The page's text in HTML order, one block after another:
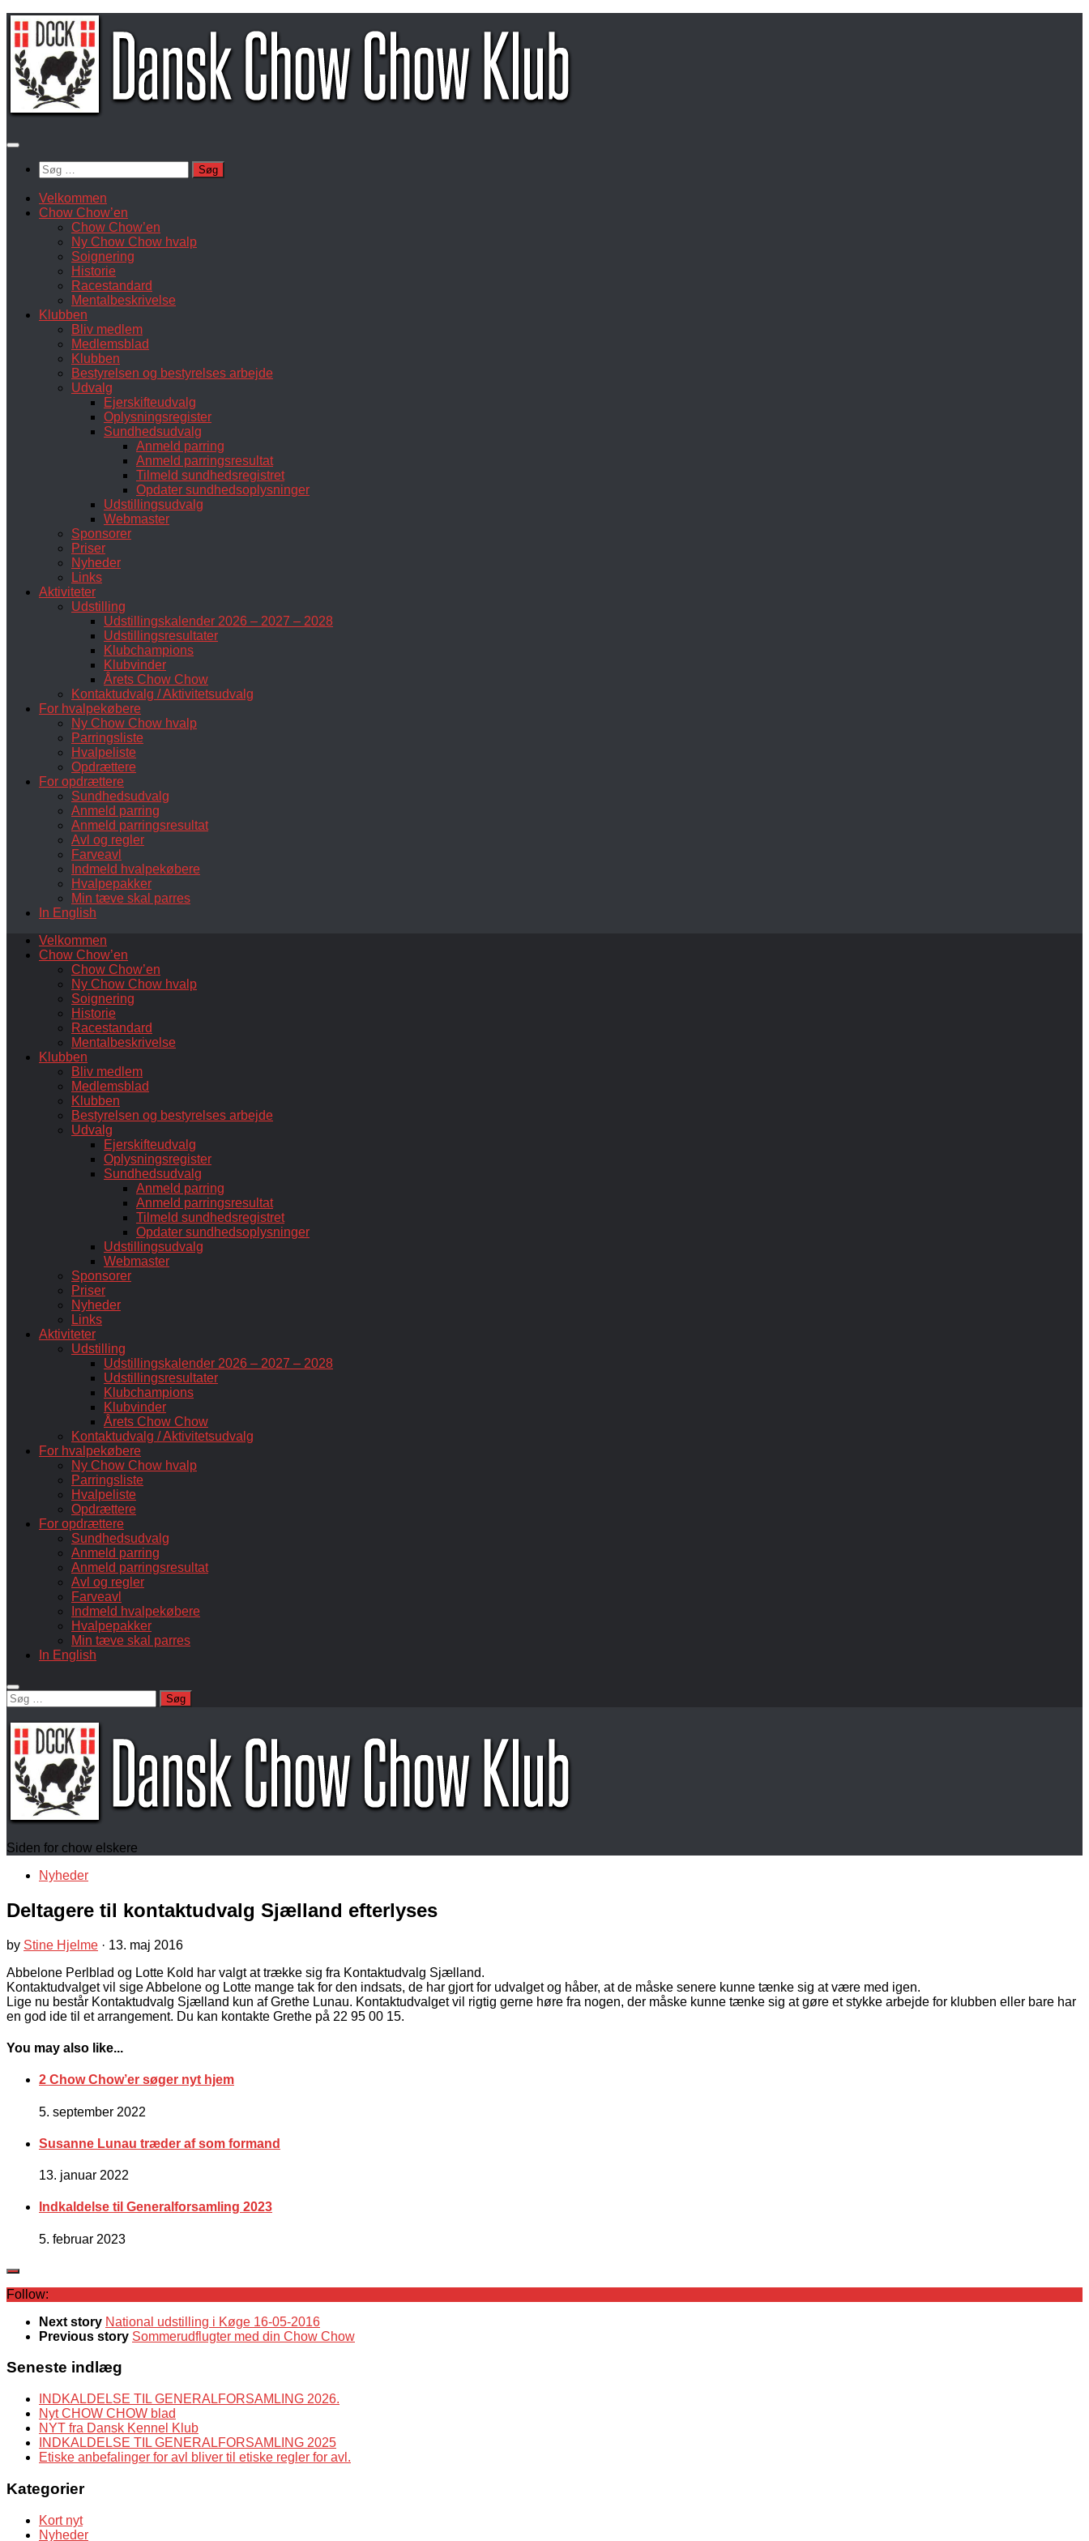
Skip
to
content
Søg
efter:
Velkommen
Chow Chow’en
Chow Chow’en
Ny Chow Chow hvalp
Soignering
Historie
Racestandard
Mentalbeskrivelse
Klubben
Bliv medlem
Medlemsblad
Klubben
Bestyrelsen og bestyrelses arbejde
Udvalg
Ejerskifteudvalg
Oplysningsregister
Sundhedsudvalg
Anmeld parring
Anmeld parringsresultat
Tilmeld sundhedsregistret
Opdater sundhedsoplysninger
Udstillingsudvalg
Webmaster
Sponsorer
Priser
Nyheder
Links
Aktiviteter
Udstilling
Udstillingskalender 2026 – 2027 – 2028
Udstillingsresultater
Klubchampions
Klubvinder
Årets Chow Chow
Kontaktudvalg / Aktivitetsudvalg
For hvalpekøbere
Ny Chow Chow hvalp
Parringsliste
Hvalpeliste
Opdrættere
For opdrættere
Sundhedsudvalg
Anmeld parring
Anmeld parringsresultat
Avl og regler
Farveavl
Indmeld hvalpekøbere
Hvalpepakker
Min tæve skal parres
In English
Velkommen
Chow Chow’en
Chow Chow’en
Ny Chow Chow hvalp
Soignering
Historie
Racestandard
Mentalbeskrivelse
Klubben
Bliv medlem
Medlemsblad
Klubben
Bestyrelsen og bestyrelses arbejde
Udvalg
Ejerskifteudvalg
Oplysningsregister
Sundhedsudvalg
Anmeld parring
Anmeld parringsresultat
Tilmeld sundhedsregistret
Opdater sundhedsoplysninger
Udstillingsudvalg
Webmaster
Sponsorer
Priser
Nyheder
Links
Aktiviteter
Udstilling
Udstillingskalender 2026 – 2027 – 2028
Udstillingsresultater
Klubchampions
Klubvinder
Årets Chow Chow
Kontaktudvalg / Aktivitetsudvalg
For hvalpekøbere
Ny Chow Chow hvalp
Parringsliste
Hvalpeliste
Opdrættere
For opdrættere
Sundhedsudvalg
Anmeld parring
Anmeld parringsresultat
Avl og regler
Farveavl
Indmeld hvalpekøbere
Hvalpepakker
Min tæve skal parres
In English
Søg
efter:
Siden for chow elskere
Nyheder
Deltagere til kontaktudvalg Sjælland efterlyses
by Stine Hjelme · 13. maj 2016
Abbelone Perlblad og Lotte Kold har valgt at trække sig fra Kontaktudvalg Sjælland.
Kontaktudvalget vil sige Abbelone og Lotte mange tak for den indsats, de har gjort for udvalget og håber, at de måske senere kunne tænke sig at være med igen.
Lige nu består Kontaktudvalg Sjælland kun af Grethe Lunau. Kontaktudvalget vil rigtig gerne høre fra nogen, der måske kunne tænke sig at gøre et stykke arbejde for klubben eller bare har
en god ide til et arrangement. Du kan kontakte Grethe på 22 95 00 15.
You may also like...
2 Chow Chow’er søger nyt hjem
5. september 2022
Susanne Lunau træder af som formand
13. januar 2022
Indkaldelse til Generalforsamling 2023
5. februar 2023
Follow:
Next story National udstilling i Køge 16-05-2016
Previous story Sommerudflugter med din Chow Chow
Seneste indlæg
INDKALDELSE TIL GENERALFORSAMLING 2026.
Nyt CHOW CHOW blad
NYT fra Dansk Kennel Klub
INDKALDELSE TIL GENERALFORSAMLING 2025
Etiske anbefalinger for avl bliver til etiske regler for avl.
Kategorier
Kort nyt
Nyheder